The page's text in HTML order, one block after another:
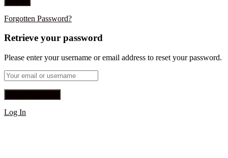
Forgotten Password?
Retrieve your password
Please enter your username or email address to reset your password.
Log In